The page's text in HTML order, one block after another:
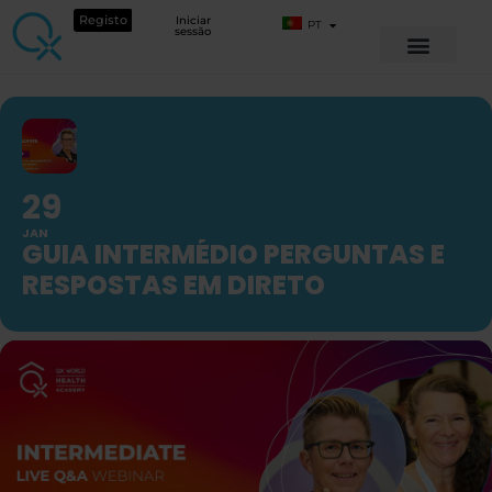
Registo Iniciar
sessão PT
29
JAN
GUIA INTERMÉDIO PERGUNTAS E
RESPOSTAS EM DIRETO